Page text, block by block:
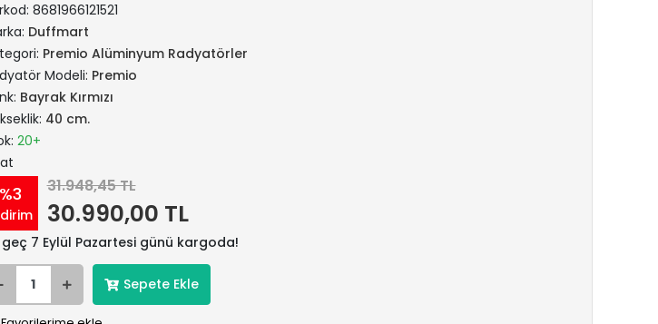
8681966121521
Duffmart
Premio Alüminyum Radyatörler
Modeli: Premio
Bayrak Kırmızı
40 cm.
20+
%3 31.948,45 TL
30.990,00 TL
geç 7 Eylül Pazartesi günü kargoda!
Sepete Ekle